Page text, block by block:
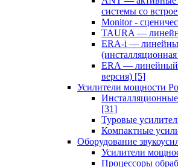
системы со
Monitor -
TAURA —
ERA-i —
ERA — линейный
версия) [5]
Усилители мощности
[31]
Туровые
Компактные
Оборудование
Усилители
Процессоры